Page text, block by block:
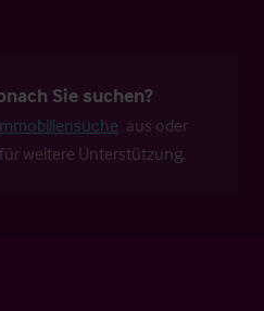
Sie suchen?
aus oder
für weitere Unterstützung.